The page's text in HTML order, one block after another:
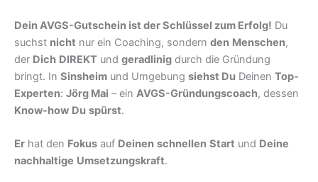
Dein AVGS-Gutschein ist der Schlüssel zum Erfolg! Du
suchst nicht nur ein Coaching, sondern den Menschen,
der Dich DIREKT und geradlinig durch die Gründung
bringt. In Sinsheim und Umgebung siehst Du Deinen Top-
Experten: Jörg Mai – ein AVGS-Gründungscoach, dessen
Know-how Du spürst.
Er hat den Fokus auf Deinen schnellen Start und Deine
nachhaltige Umsetzungskraft.